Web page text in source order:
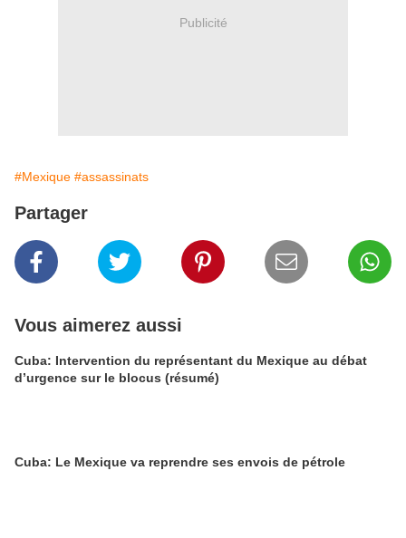
Publicité
#Mexique #assassinats
Partager
Vous aimerez aussi
Cuba: Intervention du représentant du Mexique au débat
d’urgence sur le blocus (résumé)
Cuba: Le Mexique va reprendre ses envois de pétrole